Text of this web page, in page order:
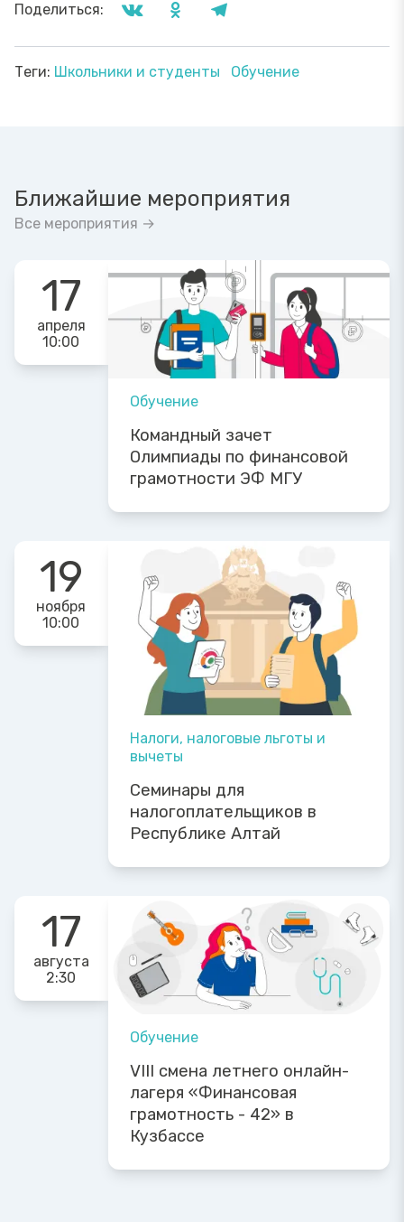
Поделиться:
Теги: Школьники и студенты Обучение
Ближайшие мероприятия
Все мероприятия →
17
апреля
10:00
Обучение
Командный зачет
Олимпиады по финансовой
грамотности ЭФ МГУ
19
ноября
10:00
Налоги, налоговые льготы и
вычеты
Семинары для
налогоплательщиков в
Республике Алтай
17
августа
2:30
Обучение
VIII смена летнего онлайн-
лагеря «Финансовая
грамотность - 42» в
Кузбассе